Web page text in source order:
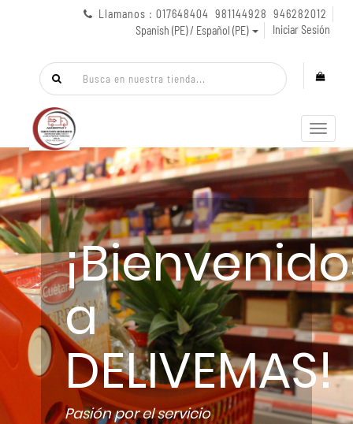
Llamanos : 017648404 981144928 946282012
Spanish (PE) / Español (PE)
Iniciar Sesión
Menú
de
a
DELIVEMAS!
Pasión por el servicio